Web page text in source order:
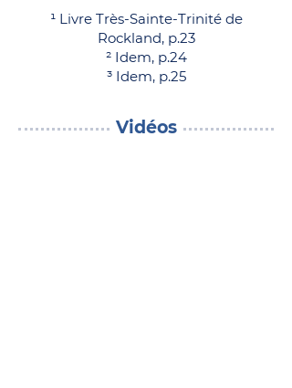
¹ Livre Très-Sainte-Trinité de
Rockland, p.23
² Idem, p.24
³ Idem, p.25
Vidéos